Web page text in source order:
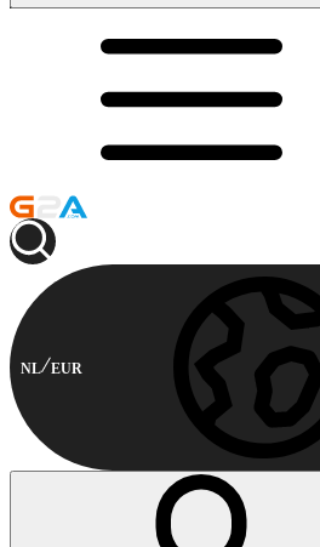
NL EUR